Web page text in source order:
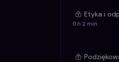
Etyka i
0 h 2 min